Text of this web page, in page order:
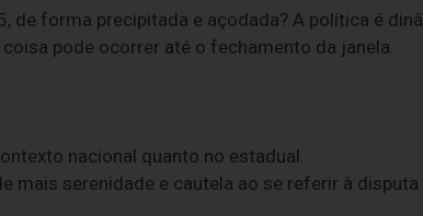
de forma precipitada e açodada? A política é
pode ocorrer até o fechamento da janela.
nacional quanto no estadual.
mais serenidade e cautela ao se referir à disputa